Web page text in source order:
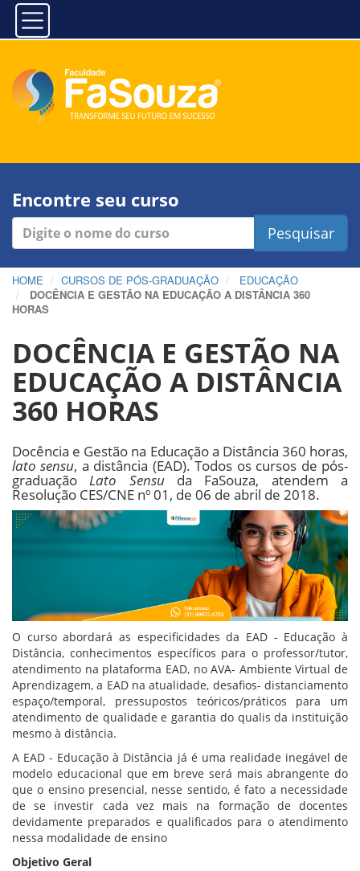
Encontre seu curso
Pesquisar
HOME CURSOS DE PÓS-GRADUAÇÃO
EDUCAÇÃO
DOCÊNCIA E GESTÃO NA EDUCAÇÃO A DISTÂNCIA 360
HORAS
DOCÊNCIA E GESTÃO NA
EDUCAÇÃO A DISTÂNCIA
360 HORAS
Docência e Gestão na Educação a Distância 360 horas,
lato sensu, a distância (EAD). Todos os cursos de pós-
graduaçãoLato Sensuda FaSouza, atendem a
Resolução CES/CNE nº 01, de 06 de abril de 2018.
O curso abordará as especificidades da EAD - Educação à
Distância, conhecimentos específicos para o professor/tutor,
atendimento na plataforma EAD, no AVA- Ambiente Virtual de
Aprendizagem, a EAD na atualidade, desafios- distanciamento
espaço/temporal, pressupostos teóricos/práticos para um
atendimento de qualidade e garantia do qualis da instituição
mesmo à distância.
A EAD - Educação à Distância já é uma realidade inegável de
modelo educacional que em breve será mais abrangente do
que o ensino presencial, nesse sentido, é fato a necessidade
de se investir cada vez mais na formação de docentes
devidamente preparados e qualificados para o atendimento
nessa modalidade de ensino
Objetivo Geral